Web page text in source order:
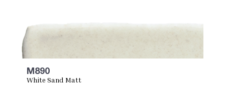
M890
White Sand Matt